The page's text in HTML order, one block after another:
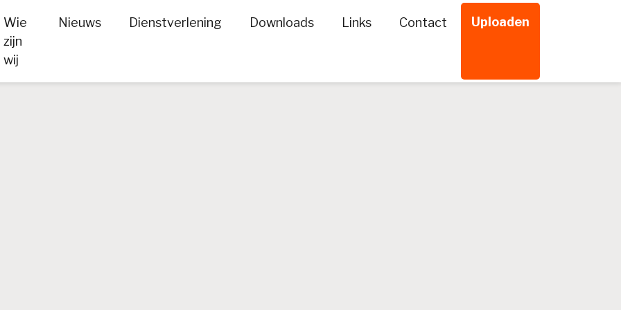
Wie
zijn
wij
Nieuws Dienstverlening Downloads Links Contact Uploaden